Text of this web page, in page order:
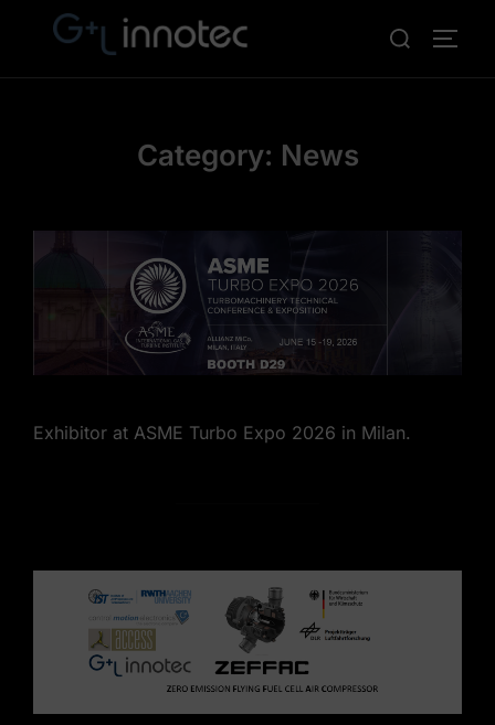
Search
Category: News
Exhibitor at ASME Turbo Expo 2026 in Milan.